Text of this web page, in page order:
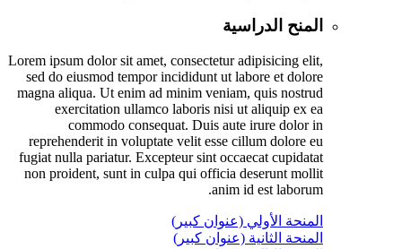
المنح الدراسية
Lorem ipsum dolor sit amet, consectetur adipisicing elit,
sed do eiusmod tempor incididunt ut labore et dolore
magna aliqua. Ut enim ad minim veniam, quis nostrud
exercitation ullamco laboris nisi ut aliquip ex ea
commodo consequat. Duis aute irure dolor in
reprehenderit in voluptate velit esse cillum dolore eu
fugiat nulla pariatur. Excepteur sint occaecat cupidatat
non proident, sunt in culpa qui officia deserunt mollit
anim id est laborum.
المنحة الأولي (عنوان كبير)
المنحة الثانية (عنوان كبير)